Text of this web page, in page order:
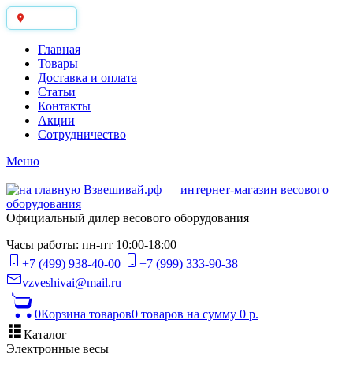
Главная
Товары
Доставка и оплата
Статьи
Контакты
Акции
Сотрудничество
Меню
Официальный дилер весового оборудования
Часы работы: пн-пт 10:00-18:00
+7 (499) 938-40-00
+7 (999) 333-90-38
vzveshivai@mail.ru
0Корзина товаров0 товаров на сумму 0 р.
Каталог
Электронные весы